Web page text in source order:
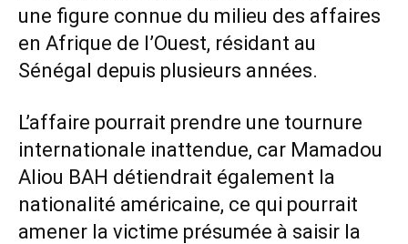
une figure connue du milieu des affaires
en Afrique de l’Ouest, résidant au
Sénégal depuis plusieurs années.
L’affaire pourrait prendre une tournure
internationale inattendue, car Mamadou
Aliou BAH détiendrait également la
nationalité américaine, ce qui pourrait
amener la victime présumée à saisir la